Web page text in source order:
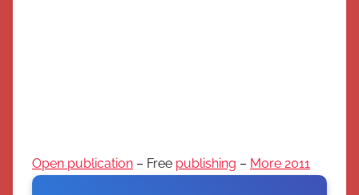
Open publication – Free publishing – More 2011